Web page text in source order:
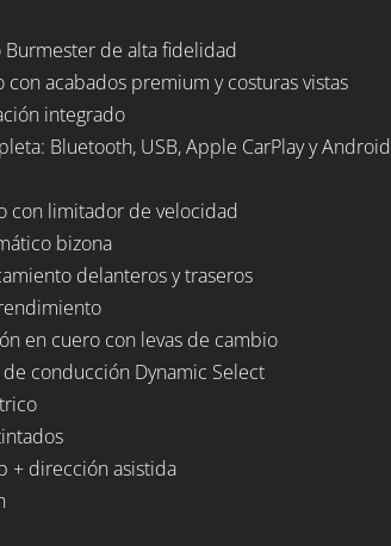
Burmester de alta fidelidad
acabados premium y costuras vistas
integrado
Bluetooth, USB, Apple CarPlay y Android
con limitador de velocidad
bizona
delanteros y traseros
en cuero con levas de cambio
de conducción Dynamic Select
+ dirección asistida